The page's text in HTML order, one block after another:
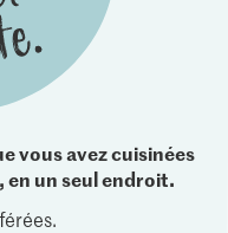
vous avez cuisinées
en un seul endroit.